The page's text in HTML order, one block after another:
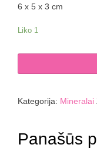
6 x 5 x 3 cm
Liko 1
kiekis:
jaspis
Kategorija: Mineralai
Panašūs